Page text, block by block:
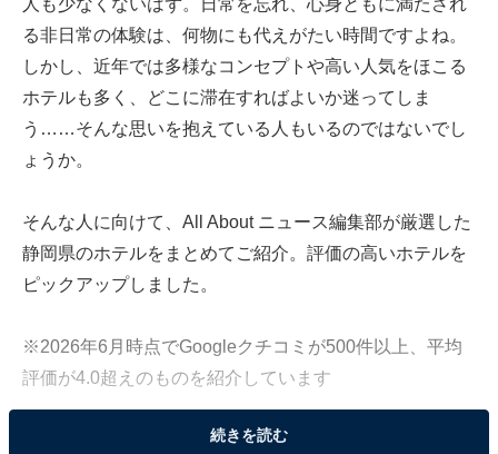
人も少なくないはず。日常を忘れ、心身ともに満たされ
る非日常の体験は、何物にも代えがたい時間ですよね。
しかし、近年では多様なコンセプトや高い人気をほこる
ホテルも多く、どこに滞在すればよいか迷ってしま
う……そんな思いを抱えている人もいるのではないでし
ょうか。
そんな人に向けて、All About ニュース編集部が厳選した
静岡県のホテルをまとめてご紹介。評価の高いホテルを
ピックアップしました。
※2026年6月時点でGoogleクチコミが500件以上、平均
評価が4.0超えのものを紹介しています
この記事の執筆者： All About ニュース お買
続きを読む